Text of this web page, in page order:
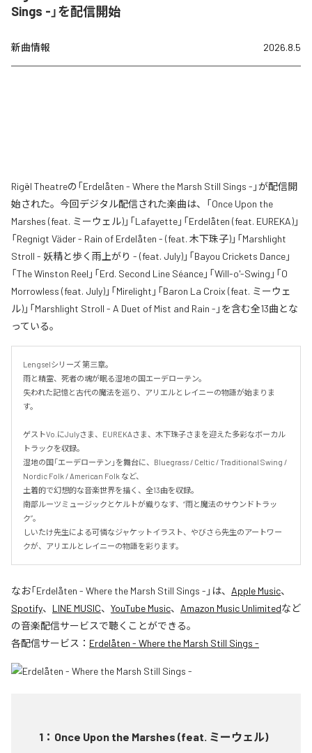
Sings -」を配信開始
新曲情報 2026.8.5
Rigël Theatreの「Erdelåten - Where the Marsh Still Sings -」が配信開
始された。今回デジタル配信された楽曲は、「Once Upon the
Marshes (feat. ミーウェル)」「Lafayette」「Erdelåten (feat. EUREKA)」
「Regnigt Väder - Rain of Erdelåten - (feat. 木下珠子)」「Marshlight
Stroll - 妖精と歩く雨上がり - (feat. July)」「Bayou Crickets Dance」
「The Winston Reel」「Erd. Second Line Séance」「Will-o'-Swing」「O
Morrowless (feat. July)」「Mirelight」「Baron La Croix (feat. ミーウェ
ル)」「Marshlight Stroll - A Duet of Mist and Rain -」を含む全13曲とな
っている。
Lengselシリーズ 第三章。
雨と精霊、死者の魂が眠る湿地の国エーデローテン。
失われた記憶と古代の魔法を巡り、アリエルとレイニーの物語が始まりま
す。
ゲストVo.にJulyさま、EUREKAさま、木下珠子さまを迎えた多彩なボーカル
トラックを収録。
湿地の国「エーデローテン」を舞台に、Bluegrass / Celtic / Traditional Swing /
Nordic Folk / American Folk など、
土着的で幻想的な音楽世界を描く、全13曲を収録。
南部ルーツミュージックとケルトが織りなす、“雨と魔法のサウンドトラッ
ク”。
しいたけ先生による可憐なジャケットイラスト、やびさら先生のアートワー
クが、アリエルとレイニーの物語を彩ります。
なお「Erdelåten - Where the Marsh Still Sings - 」は、 Apple Music、
Spotify、 LINE MUSIC、 YouTube Music、 Amazon Music Unlimitedなど
の音楽配信サービスで聴くことができる。
各配信サービス： Erdelåten - Where the Marsh Still Sings -
1 ： Once Upon the Marshes (feat. ミーウェル)